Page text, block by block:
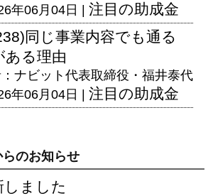
年06月04日 | 注目の助成金
同じ事業内容でも通る
ある理由
ナビット代表取締役・福井泰代
年06月04日 | 注目の助成金
のお知らせ
しました